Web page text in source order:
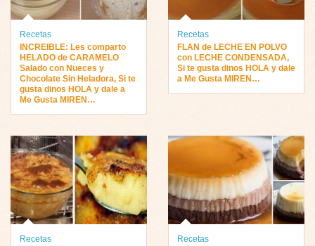
Recetas
INCREIBLE: Les comparto
HELADO de CARAMELO
Salado con Nueces y
Chocolate Sin Heladora, Si te
gusta dinos HOLA y dale a
Me Gusta MIREN…
Recetas
FLAN de LECHE EN POLVO
con LECHE CONDENSADA,
Si te gusta dinos HOLA y dale
a Me Gusta MIREN…
Recetas
Recetas